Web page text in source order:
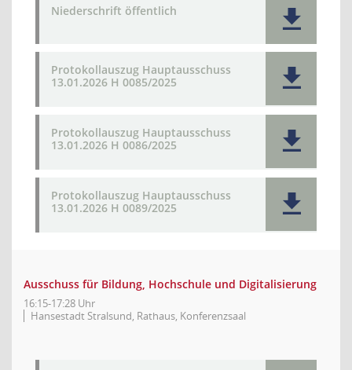
Niederschrift öffentlich
Protokollauszug Hauptausschuss
13.01.2026 H 0085/2025
Protokollauszug Hauptausschuss
13.01.2026 H 0086/2025
Protokollauszug Hauptausschuss
13.01.2026 H 0089/2025
Ausschuss für Bildung, Hochschule und Digitalisierung
16:15-17:28 Uhr
Hansestadt Stralsund, Rathaus, Konferenzsaal